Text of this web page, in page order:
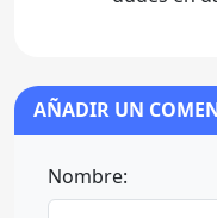
AÑADIR UN
Nombre: